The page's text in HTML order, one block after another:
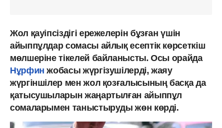
Жол қауіпсіздігі ережелерін бұзған үшін
айыппұлдар сомасы айлық есептік көрсеткіш
мөлшеріне тікелей байланысты. Осы орайда
Нұрфин жобасы жүргізушілерді, жаяу
жүргіншілер мен жол қозғалысының басқа да
қатысушыларын жаңартылған айыппұл
сомаларымен таныстыруды жөн көрді.